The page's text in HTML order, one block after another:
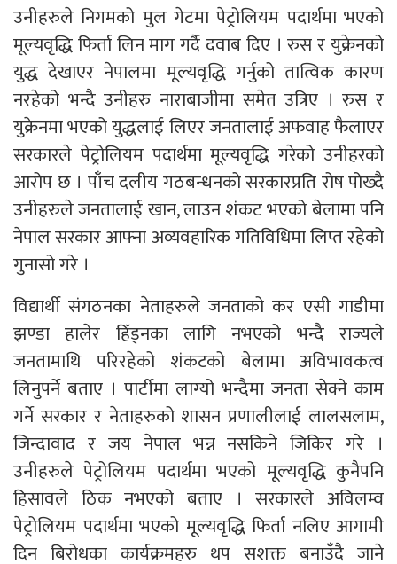
उनीहरुले निगमको मुल गेटमा पेट्रोलियम पदार्थमा भएको
मूल्यवृद्धि फिर्ता लिन माग गर्दै दवाब दिए । रुस र युक्रेनको
युद्ध देखाएर नेपालमा मूल्यवृद्धि गर्नुको तात्विक कारण
नरहेको भन्दै उनीहरु नाराबाजीमा समेत उत्रिए । रुस र
युक्रेनमा भएको युद्धलाई लिएर जनतालाई अफवाह फैलाएर
सरकारले पेट्रोलियम पदार्थमा मूल्यवृद्धि गरेको उनीहरको
आरोप छ । पाँच दलीय गठबन्धनको सरकारप्रति रोष पोख्दै
उनीहरुले जनतालाई खान, लाउन शंकट भएको बेलामा पनि
नेपाल सरकार आफ्ना अव्यवहारिक गतिविधिमा लिप्त रहेको
गुनासो गरे ।
विद्यार्थी संगठनका नेताहरुले जनताको कर एसी गाडीमा
झण्डा हालेर हिँड्नका लागि नभएको भन्दै राज्यले
जनतामाथि परिरहेको शंकटको बेलामा अविभावकत्व
लिनुपर्ने बताए । पार्टीमा लाग्यो भन्दैमा जनता सेक्ने काम
गर्ने सरकार र नेताहरुको शासन प्रणालीलाई लालसलाम,
जिन्दावाद र जय नेपाल भन्न नसकिने जिकिर गरे ।
उनीहरुले पेट्रोलियम पदार्थमा भएको मूल्यवृद्धि कुनैपनि
हिसावले ठिक नभएको बताए । सरकारले अविलम्व
पेट्रोलियम पदार्थमा भएको मूल्यवृद्धि फिर्ता नलिए आगामी
दिन बिरोधका कार्यक्रमहरु थप सशक्त बनाउँदै जाने